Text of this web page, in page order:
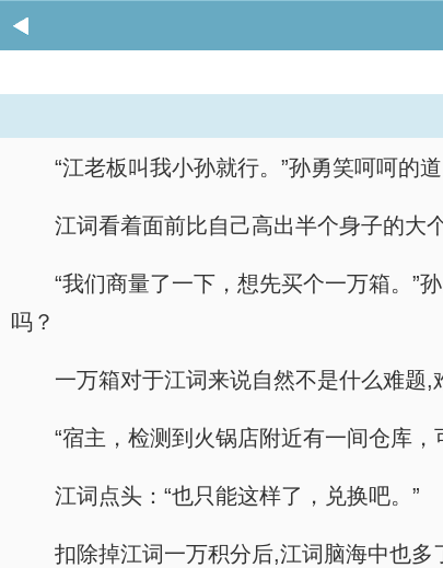
“江老板叫我小孙就行。”孙勇笑呵呵的道
江词看着面前比自己高出半个身子的大
“我们商量了一下，想先买个一万箱。”
吗？
一万箱对于江词来说自然不是什么难题,
“宿主，检测到火锅店附近有一间仓库
江词点头：“也只能这样了，兑换吧。”
扣除掉江词一万积分后,江词脑海中也多